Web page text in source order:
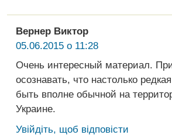
Вернер Виктор
05.06.2015 о 11:28
Очень интересный материал.
осознавать, что настолько
быть вполне обычной на
Украине.
Увійдіть, щоб відповісти